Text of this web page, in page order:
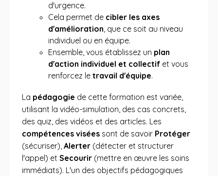
d'urgence.
Cela permet de cibler les axes
d'amélioration, que ce soit au niveau
individuel ou en équipe.
Ensemble, vous établissez un plan
d'action individuel et collectif et vous
renforcez le travail d'équipe.
La pédagogie de cette formation est variée,
utilisant la vidéo-simulation, des cas concrets,
des quiz, des vidéos et des articles. Les
compétences visées sont de savoir Protéger
(sécuriser), Alerter (détecter et structurer
l'appel) et Secourir (mettre en œuvre les soins
immédiats). L'un des objectifs pédagogiques